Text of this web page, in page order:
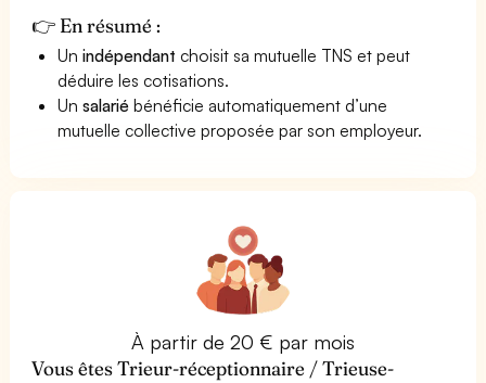
👉 En résumé :
Unindépendant choisit sa mutuelle TNS et peut
déduire les cotisations.
Unsalarié bénéficie automatiquement d’une
mutuelle collective proposée par son employeur.
À partir de 20 € par mois
Vous êtes Trieur-réceptionnaire / Trieuse-